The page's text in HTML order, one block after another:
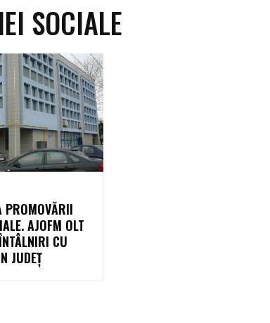
SOCIALE
PROMOVĂRII
AJOFM OLT
CU
JUDEȚ